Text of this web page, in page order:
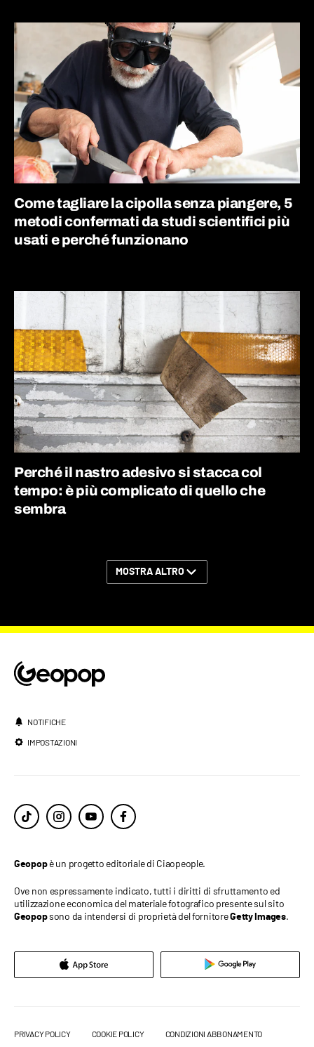
Come tagliare la cipolla senza piangere, 5
metodi confermati da studi scientifici più
usati e perché funzionano
Perché il nastro adesivo si stacca col
tempo: è più complicato di quello che
sembra
MOSTRA ALTRO
NOTIFICHE
IMPOSTAZIONI
Geopopè un progetto editoriale di Ciaopeople.
Ove non espressamente indicato, tutti i diritti di sfruttamento ed
utilizzazione economica del materiale fotografico presente sul sito
Geopopsono da intendersi di proprietà del fornitoreGetty Images.
PRIVACY POLICY COOKIE POLICY CONDIZIONI ABBONAMENTO